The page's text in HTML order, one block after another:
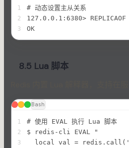
1 # 动态设置主从关系
2 127.0.0.1:6380>
3 OK
8.5 Lua 脚本
Bash
1 # 使用 EVAL 执行 Lua 脚本
2 $ redis-cli EVAL "
3
local val =